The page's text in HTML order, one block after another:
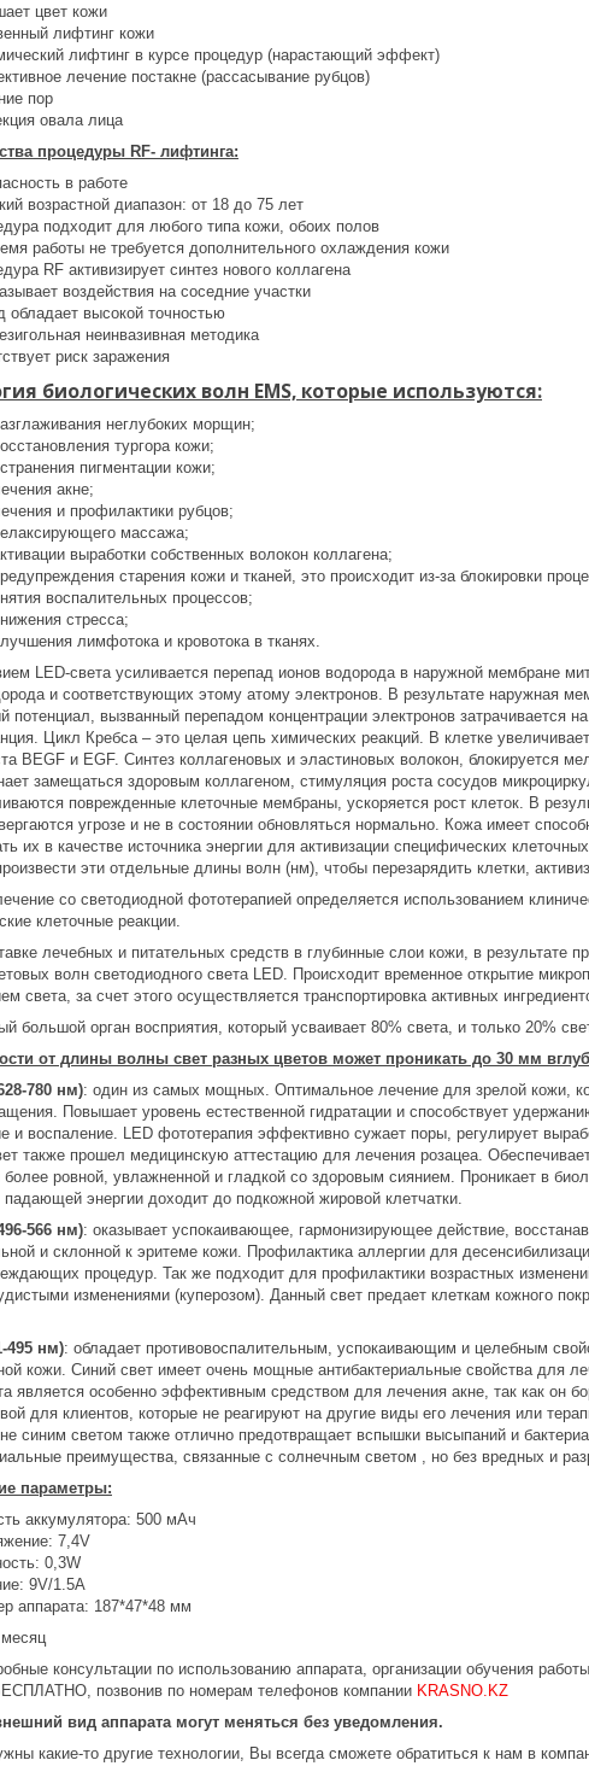
цвет кожи
лифтинг кожи
лифтинг в курсе процедур (нарастающий эффект)
лечение постакне (рассасывание рубцов)
пор
овала лица
процедуры RF- лифтинга:
в работе
возрастной диапазон: от 18 до 75 лет
подходит для любого типа кожи, обоих полов
работы не требуется дополнительного охлаждения кожи
RF активизирует синтез нового коллагена
воздействия на соседние участки
обладает высокой точностью
неинвазивная методика
риск заражения
биологических волн EMS, которые используются:
неглубоких морщин;
тургора кожи;
пигментации кожи;
акне;
и профилактики рубцов;
массажа;
выработки собственных волокон коллагена;
старения кожи и тканей, это происходит из-за блокировки
воспалительных процессов;
стресса;
лимфотока и кровотока в тканях.
LED-света усиливается перепад ионов водорода в наружной мембране
и соответствующих этому атому электронов. В результате наружная
потенциал, вызванный перепадом концентрации электронов затрачивается
Цикл Кребса – это целая цепь химических реакций. В клетке
BEGF и EGF. Синтез коллагеновых и эластиновых волокон, блокируется
замещаться здоровым коллагеном, стимуляция роста сосудов
поврежденные клеточные мембраны, ускоряется рост клеток. В
угрозе и не в состоянии обновляться нормально. Кожа имеет
их в качестве источника энергии для активизации специфических
эти отдельные длины волн (нм), чтобы перезарядить клетки,
со светодиодной фототерапией определяется использованием
клеточные реакции.
лечебных и питательных средств в глубинные слои кожи, в результате
волн светодиодного света LED. Происходит временное открытие
света, за счет этого осуществляется транспортировка активных
большой орган восприятия, который усваивает 80% света, и только 20%
от длины волны свет разных цветов может проникать до 30 мм
780 нм): один из самых мощных. Оптимальное лечение для зрелой кожи,
Повышает уровень естественной гидратации и способствует
и воспаление. LED фототерапия эффективно сужает поры, регулирует
также прошел медицинскую аттестацию для лечения розацеа.
более ровной, увлажненной и гладкой со здоровым сиянием. Проникает в
энергии доходит до подкожной жировой клетчатки.
566 нм): оказывает успокаивающее, гармонизирующее действие,
и склонной к эритеме кожи. Профилактика аллергии для
процедур. Так же подходит для профилактики возрастных
изменениями (куперозом). Данный свет предает клеткам кожного
495 нм): обладает противовоспалительным, успокаивающим и целебным
кожи. Синий свет имеет очень мощные антибактериальные свойства для
является особенно эффективным средством для лечения акне, так как он
для клиентов, которые не реагируют на другие виды его лечения или
синим светом также отлично предотвращает вспышки высыпаний и
преимущества, связанные с солнечным светом , но без вредных и
параметры:
аккумулятора: 500 мАч
7,4V
0,3W
9V/1.5А
аппарата: 187*47*48 мм
месяц
консультации по использованию аппарата, организации обучения
позвонив по номерам телефонов компании KRASNO.KZ
вид аппарата могут меняться без уведомления.
какие-то другие технологии, Вы всегда сможете обратиться к нам в